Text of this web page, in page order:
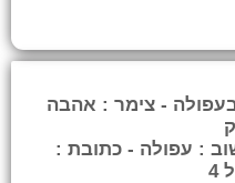
- צימר : אהבה
: עפולה - כתובת :
4